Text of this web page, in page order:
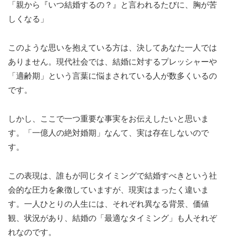
「親から『いつ結婚するの？』と言われるたびに、胸が苦
しくなる」
このような思いを抱えている方は、決してあなた一人では
ありません。現代社会では、結婚に対するプレッシャーや
「適齢期」という言葉に悩まされている人が数多くいるの
です。
しかし、ここで一つ重要な事実をお伝えしたいと思いま
す。「一億人の絶対婚期」なんて、実は存在しないので
す。
この表現は、誰もが同じタイミングで結婚すべきという社
会的な圧力を象徴していますが、現実はまったく違いま
す。一人ひとりの人生には、それぞれ異なる背景、価値
観、状況があり、結婚の「最適なタイミング」も人それぞ
れなのです。